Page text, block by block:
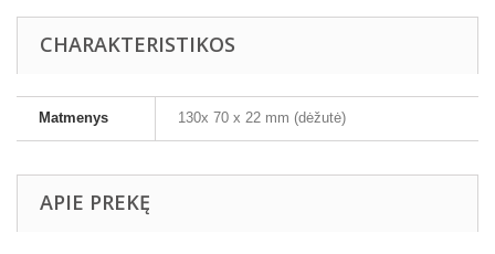
CHARAKTERISTIKOS
Matmenys 130x 70 x 22 mm (dėžutė)
APIE PREKĘ